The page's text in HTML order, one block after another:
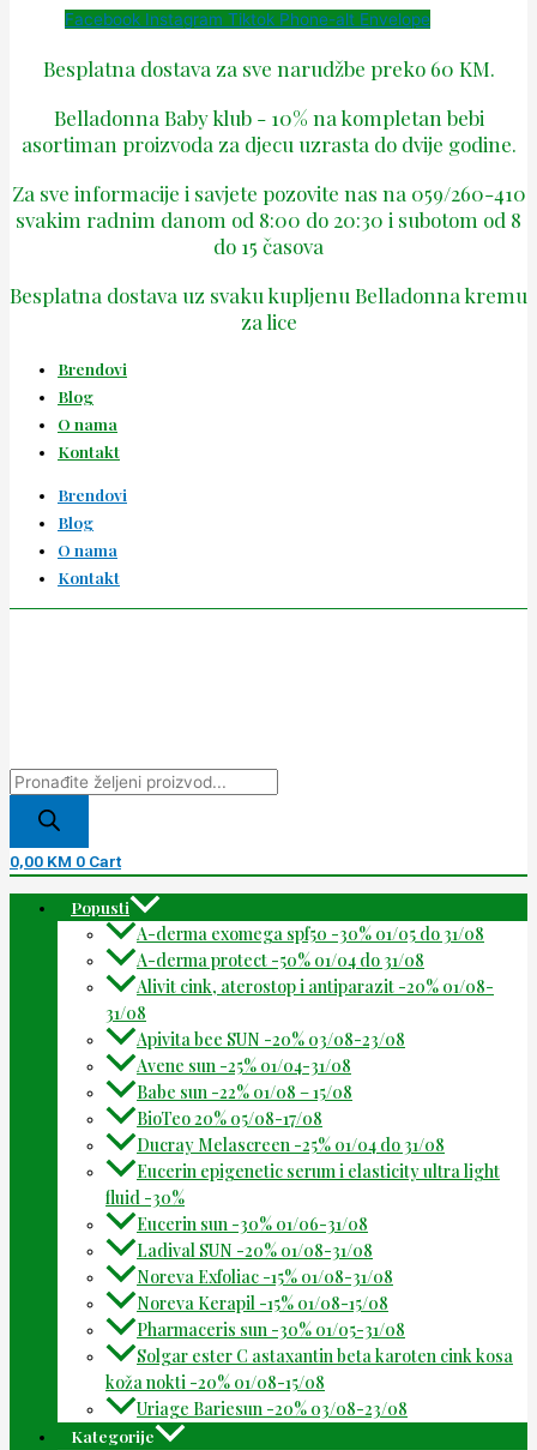
Facebook Instagram Tiktok Phone-alt Envelope
Besplatna dostava za sve narudžbe preko 60 KM.
Belladonna Baby klub - 10% na kompletan bebi
asortiman proizvoda za djecu uzrasta do dvije godine.
Za sve informacije i savjete pozovite nas na 059/260-410
svakim radnim danom od 8:00 do 20:30 i subotom od 8
do 15 časova
Besplatna dostava uz svaku kupljenu Belladonna kremu
za lice
Brendovi
Blog
O nama
Kontakt
Brendovi
Blog
O nama
Kontakt
0,00 KM 0 Cart
Popusti
A-derma exomega spf50 -30% 01/05 do 31/08
A-derma protect -50% 01/04 do 31/08
Alivit cink, aterostop i antiparazit -20% 01/08-
31/08
Apivita bee SUN -20% 03/08-23/08
Avene sun -25% 01/04-31/08
Babe sun -22% 01/08 – 15/08
BioTeo 20% 05/08-17/08
Ducray Melascreen -25% 01/04 do 31/08
Eucerin epigenetic serum i elasticity ultra light
fluid -30%
Eucerin sun -30% 01/06-31/08
Ladival SUN -20% 01/08-31/08
Noreva Exfoliac -15% 01/08-31/08
Noreva Kerapil -15% 01/08-15/08
Pharmaceris sun -30% 01/05-31/08
Solgar ester C astaxantin beta karoten cink kosa
koža nokti -20% 01/08-15/08
Uriage Bariesun -20% 03/08-23/08
Kategorije